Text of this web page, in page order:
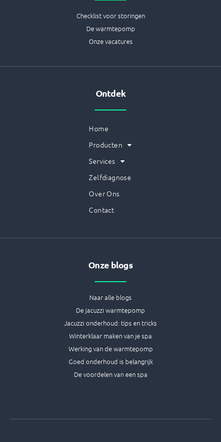
Checklist voor storingen
De warmtepomp
Onze vacatures
Ontdek
Home
Producten
Services
Zelfdiagnose
Over Ons
Contact
Onze blogs
Naar alle blogs
De jacuzzi warmtepomp
Jacuzzi onderhoud: tips en tricks
Winterklaar maken van je spa
Werking van de warmtepomp
Goed onderhoud is belangrijk
De voordelen van een spa